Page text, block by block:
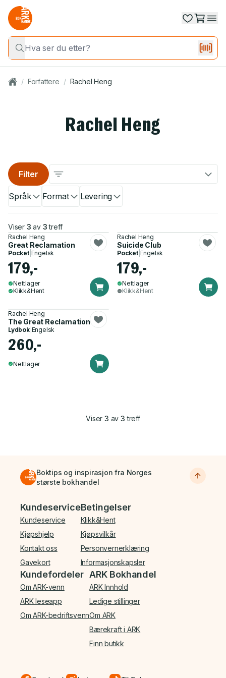
/ Forfattere / Rachel Heng
Rachel Heng
Språk Format Levering
Filter
Viser 3 av 3 treff
Rachel Heng
Great Reclamation
Pocket| Engelsk
179,-
Nettlager
Klikk&Hent
Rachel Heng
Suicide Club
Pocket| Engelsk
179,-
Nettlager
Klikk&Hent
Rachel Heng
The Great Reclamation
Lydbok| Engelsk
260,-
Nettlager
Viser3 av 3 treff
Boktips og inspirasjon fra Norges
største bokhandel
Bunnmeny
Kundeservice
Kundeservice
Kjøpshjelp
Kontakt oss
Gavekort
Betingelser
Klikk&Hent
Kjøpsvilkår
Personvernerklæring
Informasjonskapsler
Kundefordeler
Om ARK-venn
ARK leseapp
Om ARK-bedriftsvenn
ARK Bokhandel
ARK Innhold
Ledige stillinger
Om ARK
Bærekraft i ARK
Finn butikk